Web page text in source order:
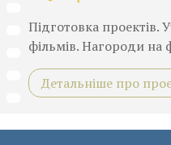
Підготовка проектів.
фільмів. Нагороди на
Детальніше про